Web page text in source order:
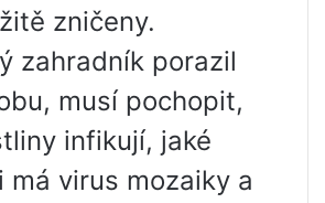
zničeny.
zahradník porazil
musí pochopit,
infikují, jaké
má virus mozaiky a